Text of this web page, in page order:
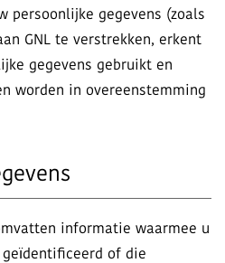
persoonlijke gegevens (zoals
GNL te verstrekken, erkent
gegevens gebruikt en
worden in overeenstemming
informatie waarmee u
of die